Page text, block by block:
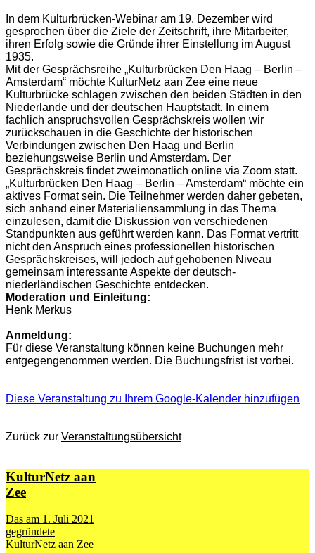
In dem Kulturbrücken-Webinar am 19. Dezember wird
gesprochen über die Ziele der Zeitschrift, ihre Mitarbeiter,
ihren Erfolg sowie die Gründe ihrer Einstellung im August
1935.
Mit der Gesprächsreihe „Kulturbrücken Den Haag – Berlin –
Amsterdam“ möchte KulturNetz aan Zee eine neue
Kulturbrücke schlagen zwischen den beiden Städten in den
Niederlande und der deutschen Hauptstadt. In einem
fachlich anspruchsvollen Gesprächskreis wollen wir
zurückschauen in die Geschichte der historischen
Verbindungen zwischen Den Haag und Berlin
beziehungsweise Berlin und Amsterdam. Der
Gesprächskreis findet zweimonatlich online via Zoom statt.
„Kulturbrücken Den Haag – Berlin – Amsterdam“ möchte ein
aktives Format sein. Die Teilnehmer werden daher gebeten,
sich anhand einer Materialiensammlung in das Thema
einzulesen, damitdie Diskussion von verschiedenen
Standpunkten aus geführtwerden kann. Das Format vertritt
nicht den Anspruch eines professionellen historischen
Gesprächskreises, will jedoch auf gehobenen Niveau
gemeinsam interessante Aspekte der deutsch-
niederländischen Geschichte entdecken.
Moderation und Einleitung:
Henk Merkus
Anmeldung:
Für diese Veranstaltung können keine Buchungen mehr
entgegengenommen werden. Die Buchungsfrist ist vorbei.
Diese Veranstaltung zu Ihrem Google-Kalender hinzufügen
Zurück zur Veranstaltungsübersicht
KulturNetz aan
Zee
Das am 1. Juli 2021
gegründete
KulturNetz aan Zee